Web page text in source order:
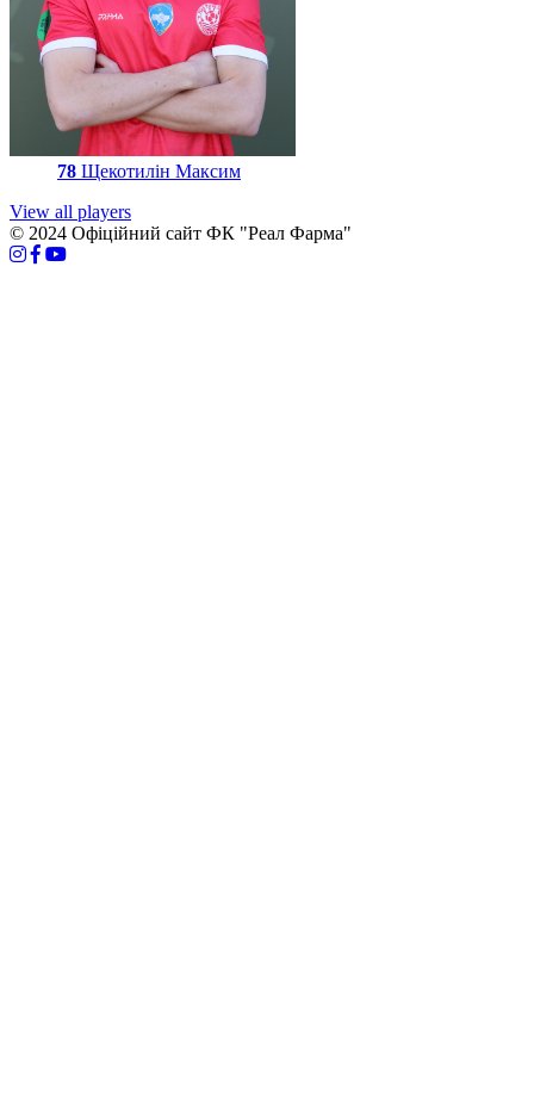
78 Щекотилін Максим
View all players
© 2024 Офіційний сайт ФК "Реал Фарма"